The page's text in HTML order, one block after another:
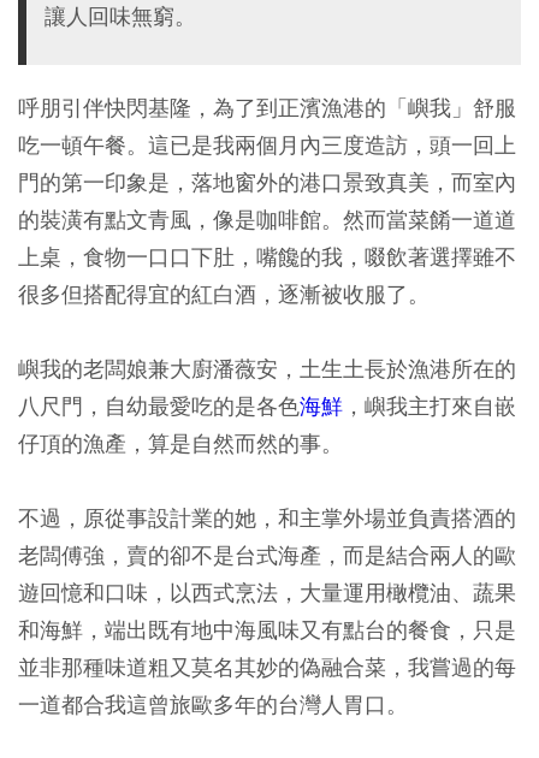
讓人回味無窮。
呼朋引伴快閃基隆，為了到正濱漁港的「嶼我」舒服
吃一頓午餐。這已是我兩個月內三度造訪，頭一回上
門的第一印象是，落地窗外的港口景致真美，而室內
的裝潢有點文青風，像是咖啡館。然而當菜餚一道道
上桌，食物一口口下肚，嘴饞的我，啜飲著選擇雖不
很多但搭配得宜的紅白酒，逐漸被收服了。
嶼我的老闆娘兼大廚潘薇安，土生土長於漁港所在的
八尺門，自幼最愛吃的是各色海鮮 ，嶼我主打來自嵌
仔頂的漁產，算是自然而然的事。
不過，原從事設計業的她，和主掌外場並負責搭酒的
老闆傅強，賣的卻不是台式海產，而是結合兩人的歐
遊回憶和口味，以西式烹法，大量運用橄欖油、蔬果
和海鮮，端出既有地中海風味又有點台的餐食，只是
並非那種味道粗又莫名其妙的偽融合菜，我嘗過的每
一道都合我這曾旅歐多年的台灣人胃口。